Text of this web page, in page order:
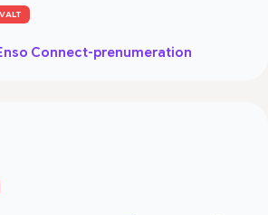
Connect-prenumeration